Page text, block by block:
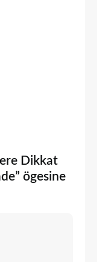
Dikkat
ögesine